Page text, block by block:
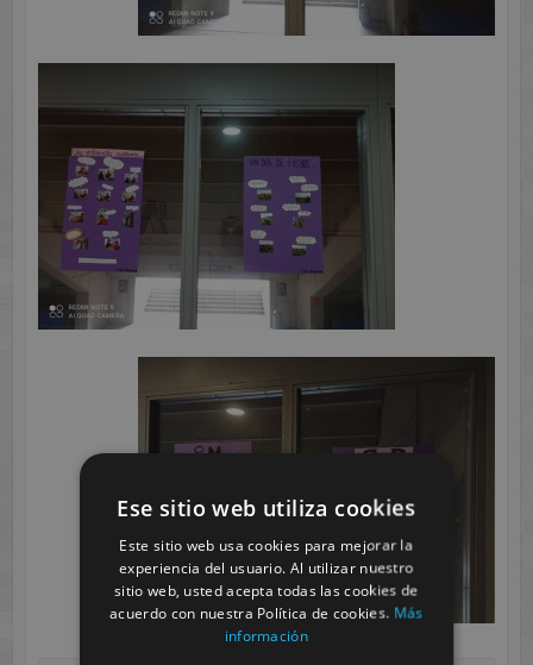
Ese sitio web utiliza cookies
Este sitio web usa cookies para mejorar la
experiencia del usuario. Al utilizar nuestro
sitio web, usted acepta todas las cookies de
acuerdo con nuestra Política de cookies. Más
información